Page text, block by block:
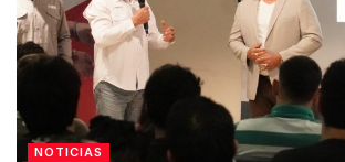
NOTICIAS